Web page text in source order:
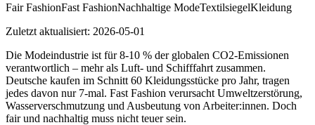
Fair FashionFast FashionNachhaltige ModeTextilsiegelKleidung
Zuletzt aktualisiert: 2026-05-01
Die Modeindustrie ist für 8-10 % der globalen CO2-Emissionen
verantwortlich – mehr als Luft- und Schifffahrt zusammen.
Deutsche kaufen im Schnitt 60 Kleidungsstücke pro Jahr, tragen
jedes davon nur 7-mal. Fast Fashion verursacht Umweltzerstörung,
Wasserverschmutzung und Ausbeutung von Arbeiter:innen. Doch
fair und nachhaltig muss nicht teuer sein.